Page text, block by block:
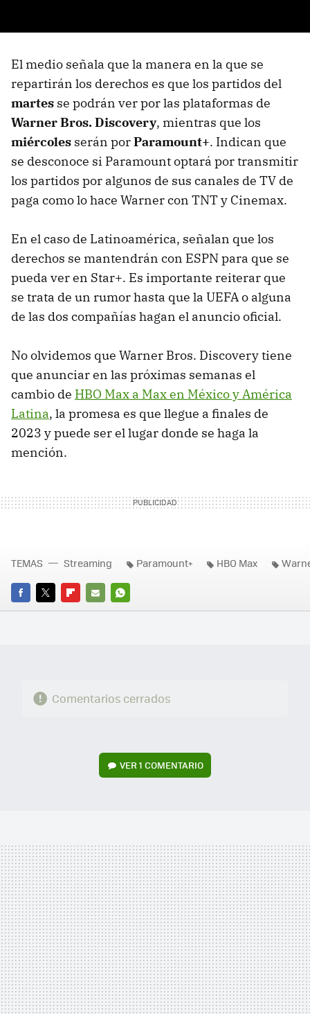
El medio señala que la manera en la que se
repartirán los derechos es que los partidos del
martes se podrán ver por las plataformas de
Warner Bros. Discovery, mientras que los
miércoles serán porParamount+. Indican que
se desconoce si Paramount optará por transmitir
los partidos por algunos de sus canales de TV de
paga como lo hace Warner con TNT y Cinemax.
En el caso de Latinoamérica, señalan que los
derechos se mantendrán con ESPN para que se
pueda ver en Star+. Es importante reiterar que
se trata de un rumor hasta que la UEFA o alguna
de las dos compañías hagan el anuncio oficial.
No olvidemos que Warner Bros. Discovery tiene
que anunciar en las próximas semanas el
cambio de HBO Max a Max en México y América
Latina, la promesa es que llegue a finales de
2023 y puede ser el lugar donde se haga la
mención.
FACEBOOK
TWITTERFLIPBOARD
E-
WHATSAPP
TEMAS Streaming Paramount+ HBO Max
Comentarios cerrados
VER1 COMENTARIO